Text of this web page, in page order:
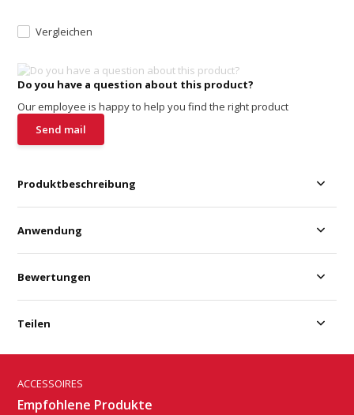
Vergleichen
Do you have a question about this product?
Our employee is happy to help you find the right product
Send mail
Produktbeschreibung
Anwendung
Bewertungen
Teilen
ACCESSOIRES
Empfohlene Produkte